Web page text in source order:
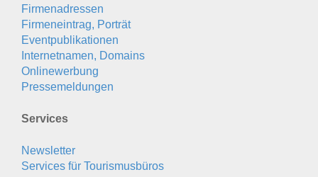
Firmenadressen
Firmeneintrag, Porträt
Eventpublikationen
Internetnamen, Domains
Onlinewerbung
Pressemeldungen
Services
Newsletter
Services für Tourismusbüros